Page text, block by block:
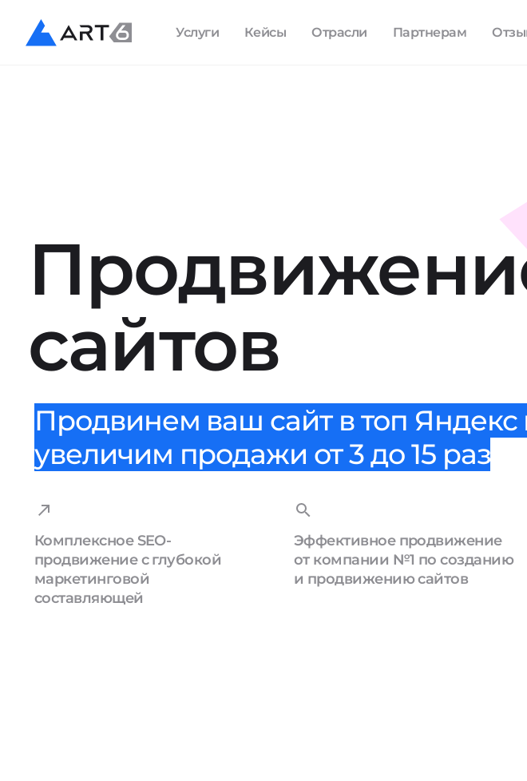
Услуги Кейсы Отрасли Партнерам
сайтов
Продвинем ваш сайт в топ Яндекс
увеличим продажи от 3 до 15 раз
Комплексное SEO-
продвижение с глубокой
маркетинговой
составляющей
Эффективное продвижение
от компании №1 по созданию
и продвижению сайтов